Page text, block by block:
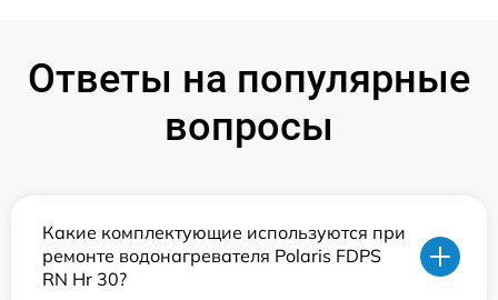
Ответы на популярные
вопросы
Какие комплектующие используются при
ремонте водонагревателя Polaris FDPS
RN Hr 30?